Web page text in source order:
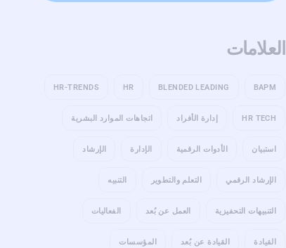
العلامات
BAPM
BLENDED LEADING
HR
HR-TRENDS
HR TECH إدارة الأفراد اتجاهات الموارد البشرية
استبيان الأدوات الرقمية الإدارة الإرشاد
الإرشاد الرقمي التعلم والتطوير التنبيه
التنبيهات التحفيزية العمل عن بُعد الفعاليات
القيادة القيادة عن بُعد المؤسسات